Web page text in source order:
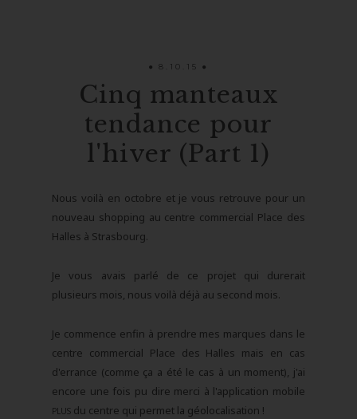
8.10.15
Cinq manteaux
tendance pour
l'hiver (Part 1)
Nous voilà en octobre et je vous retrouve pour un
nouveau shopping au centre commercial Place des
Halles à Strasbourg.
Je vous avais parlé de ce projet qui durerait
plusieurs mois, nous voilà déjà au second mois.
Je commence enfin à prendre mes marques dans le
centre commercial Place des Halles mais en cas
d'errance (comme ça a été le cas à un moment), j'ai
encore une fois pu dire merci à l'application mobile
PLUS du centre qui permet la géolocalisation !